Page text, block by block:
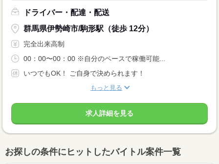
ドライバー・配達・配送
群馬県伊勢崎市/駒形駅（徒歩 12分）
完全出来高制
00：00〜00：00 ※自分のペースで稼働可能...
いつでもOK！ ご自身で決められます！
もっと見る
求人詳細を見る
お探しの条件にヒットしたバイトル案件一覧